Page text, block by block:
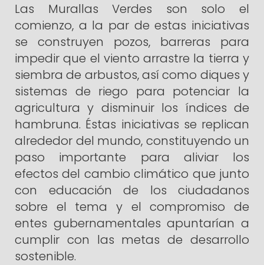
Las Murallas Verdes son solo el
comienzo, a la par de estas iniciativas
se construyen pozos, barreras para
impedir que el viento arrastre la tierra y
siembra de arbustos, así como diques y
sistemas de riego para potenciar la
agricultura y disminuir los índices de
hambruna. Éstas iniciativas se replican
alrededor del mundo, constituyendo un
paso importante para aliviar los
efectos del cambio climático que junto
con educación de los ciudadanos
sobre el tema y el compromiso de
entes gubernamentales apuntarían a
cumplir con las metas de desarrollo
sostenible.